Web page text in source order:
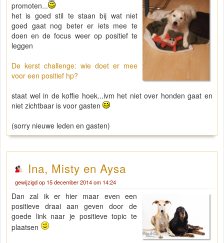
promoten...
het is goed stil te staan bij wat niet
goed gaat nog beter er iets mee te
doen en de focus weer op positief te
leggen
De kerst challenge: wie doet er mee
voor een positief hp?
staat wel in de koffie hoek...ivm het niet over honden gaat en
niet zichtbaar is voor gasten
(sorry nieuwe leden en gasten)
Ina, Misty en Aysa
gewijzigd op 15 december 2014 om 14:24
Dan zal ik er hier maar even een
positieve draai aan geven door de
goede link naar je positieve topic te
plaatsen